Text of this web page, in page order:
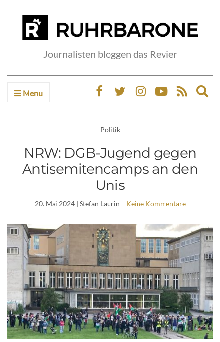
Journalisten bloggen das Revier
Menu
Politik
NRW: DGB-Jugend gegen
Antisemitencamps an den
Unis
20. Mai 2024| Stefan Laurin Keine Kommentare